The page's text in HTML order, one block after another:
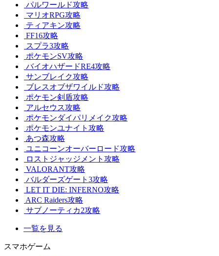
パルワールド攻略
マリオRPG攻略
ティアキン攻略
FF16攻略
スプラ3攻略
ポケモンSV攻略
バイオハザードRE4攻略
サンブレイク攻略
ブレスオブザワイルド攻略
ポケモン剣盾攻略
アルセウス攻略
ポケモンダイパリメイク攻略
ポケモンユナイト攻略
あつ森攻略
ユニコーンオーバーロード攻略
ロストジャッジメント攻略
VALORANT攻略
バルダーズゲート3攻略
LET IT DIE: INFERNO攻略
ARC Raiders攻略
サブノーティカ2攻略
一覧を見る
スマホゲーム